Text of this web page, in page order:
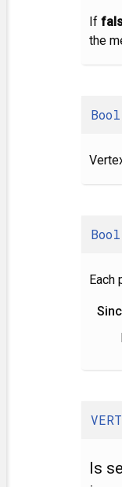
If
the
Bool
Bool
Each
Is